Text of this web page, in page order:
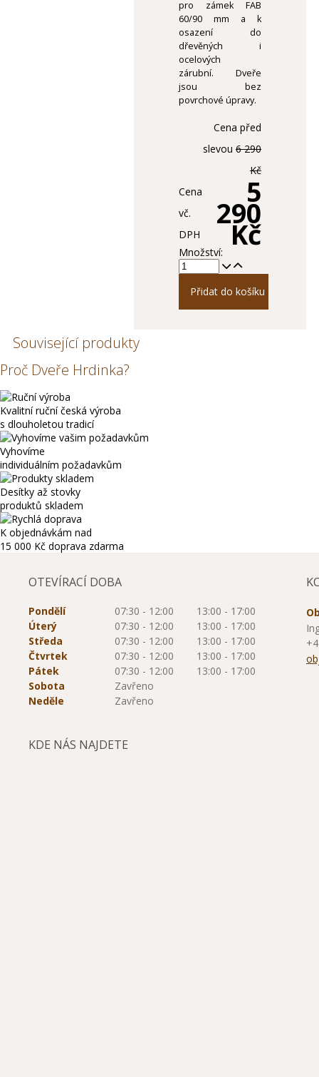
pro zámek FAB
60/90 mm a k
osazení do
dřevěných i
ocelových
zárubní. Dveře
jsou bez
povrchové úpravy.
Cena před
slevou 6 290
Kč
Cena
vč.
DPH
5
290
Kč
Množství:
Přidat do košíku
Související produkty
Proč Dveře Hrdinka?
Kvalitní ruční česká výroba
s dlouholetou tradicí
Vyhovíme
individuálním požadavkům
Desítky až stovky
produktů skladem
K objednávkám nad
15 000 Kč doprava zdarma
OTEVÍRACÍ DOBA
Pondělí 07:30 - 12:00
13:00 - 17:00
Úterý
07:30 - 12:00
13:00 - 17:00
Středa
07:30 - 12:00
13:00 - 17:00
Čtvrtek
07:30 - 12:00
13:00 - 17:00
Pátek
07:30 - 12:00
13:00 - 17:00
Sobota
Zavřeno
Neděle
Zavřeno
KDE NÁS NAJDETE